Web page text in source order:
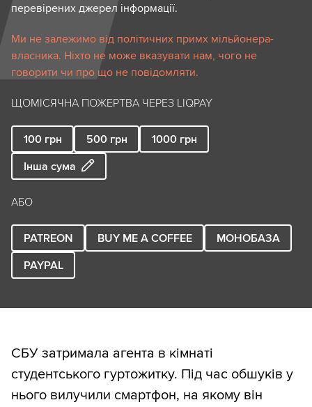
перевірених джерел інформації.
Ми не залежимо від політичних примх мільйонера-
власника. Ніхто не може вказувати нам, чого не
говорити чи про що не повідомляти.
ЩОМІСЯЧНА ПОЖЕРТВА ЧЕРЕЗ LIQPAY
100 грн 500 грн 1000 грн
Інша сума
АБО
PATREON BUY ME A COFFEE
МОНОБАЗА
PAYPAL
СБУ затримала агента в кімнаті
студентського гуртожитку. Під час обшуків у
нього вилучили смартфон, на якому він